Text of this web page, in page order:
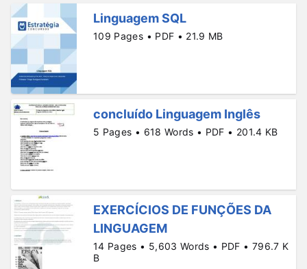
Linguagem SQL
109 Pages • PDF • 21.9 MB
concluído Linguagem Inglês
5 Pages • 618 Words • PDF • 201.4 KB
EXERCÍCIOS DE FUNÇÕES DA
LINGUAGEM
14 Pages • 5,603 Words • PDF • 796.7 K
B